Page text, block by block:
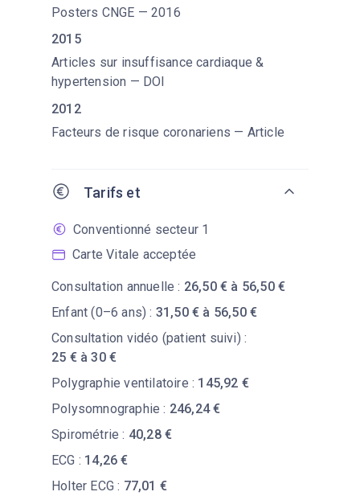
2015
Articles sur insuffisance cardiaque &
hypertension — DOI
2012
Facteurs de risque coronariens — Article
Posters CNGE — 2016
Tarifs et
Conventionné secteur 1
Carte Vitale acceptée
Consultation annuelle : 26,50 € à 56,50 €
Enfant (0–6 ans) : 31,50 € à 56,50 €
Consultation vidéo (patient suivi) :
25 € à 30 €
Polygraphie ventilatoire : 145,92 €
Polysomnographie : 246,24 €
Spirométrie : 40,28 €
ECG : 14,26 €
Holter ECG : 77,01 €